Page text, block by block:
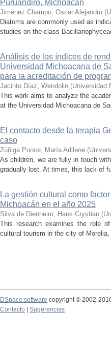
Puruándiro, Michoacán
Jiménez Champo, Oscar Alejandro (
Diatoms are commonly used as
studies on the class
Análisis de los índices de
Universidad Michoacana de
para la acreditación de
Jacinto Díaz, Wendolin (Universidad
This work aims to analyze the
at the Universidad Michoacana de
El contacto desde la terapia
caso
Zúñiga Ponce, María Adilene (
As children, we are fully in touch
gradually lost. At times, this lack of
La gestión cultural como
Michoacán en el año 2025
Silva de Dienheim, Hans Crystian (
This research examines the role
cultural tourism in the city of
DSpace software copyright © 2002-
Contacto
Sugerencias